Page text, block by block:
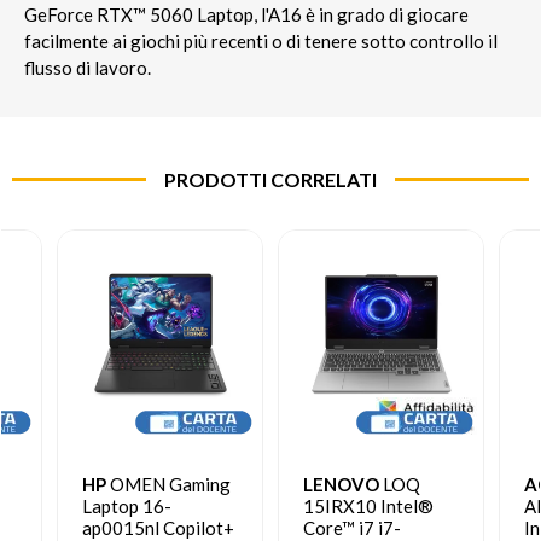
GeForce RTX™ 5060 Laptop, l'A16 è in grado di giocare
facilmente ai giochi più recenti o di tenere sotto controllo il
flusso di lavoro.​
PRODOTTI CORRELATI
HPOMEN Gaming
Laptop 16-
ap0015nl Copilot+
LENOVO LOQ
15IRX10 Intel®
Core™ i7 i7-